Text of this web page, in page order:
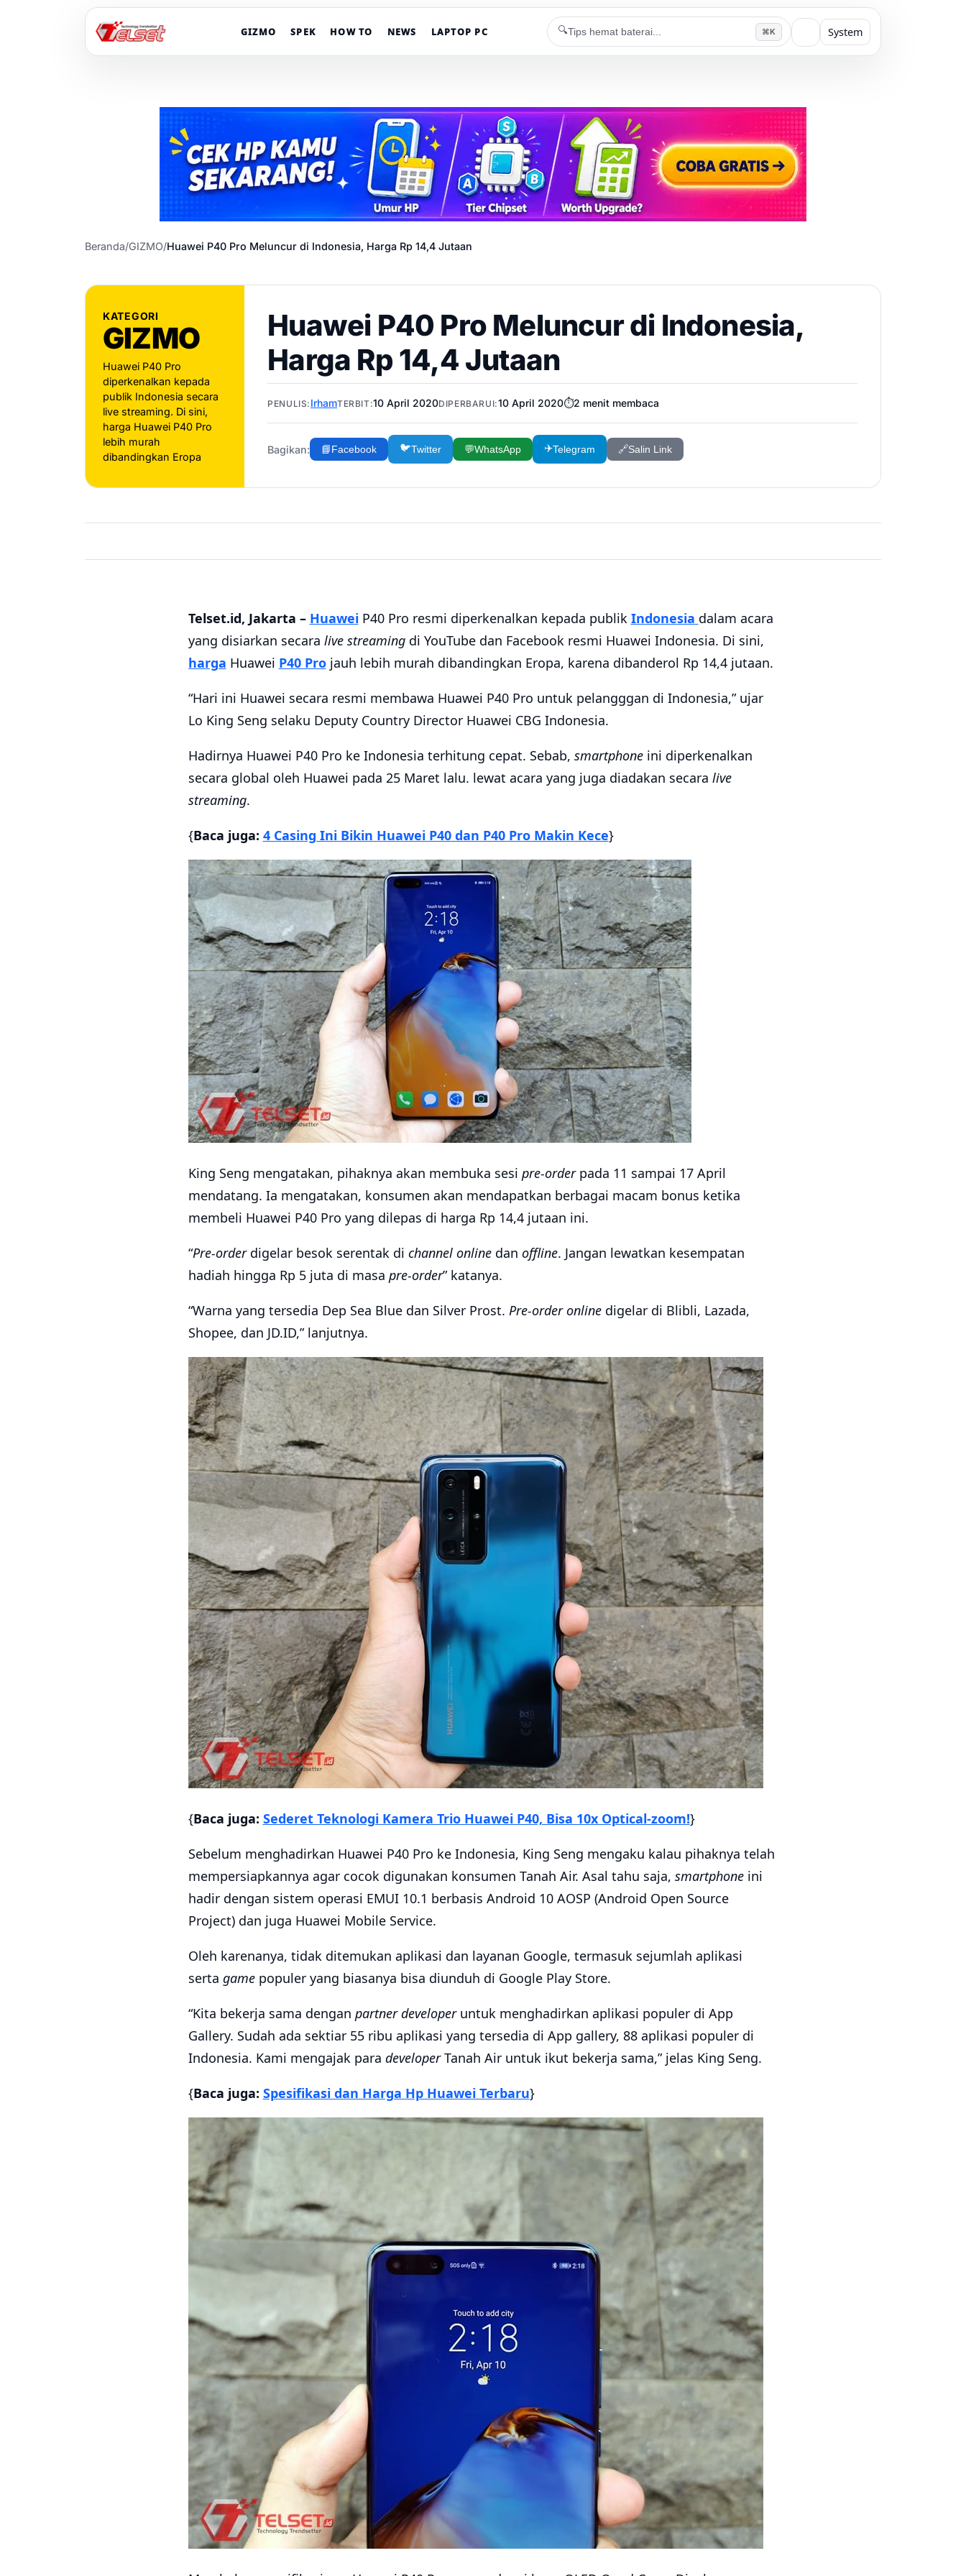
GIZMO SPEK HOW TO NEWS LAPTOP PC 🔍 ⌘K System
Beranda/GIZMO/Huawei P40 Pro Meluncur di Indonesia, Harga Rp 14,4 Jutaan
KATEGORI
GIZMO
Huawei P40 Pro
diperkenalkan kepada
publik Indonesia secara
live streaming. Di sini,
harga Huawei P40 Pro
lebih murah
dibandingkan Eropa
Huawei P40 Pro Meluncur di Indonesia,
Harga Rp 14,4 Jutaan
PENULIS: IrhamTERBIT:10 April 2020DIPERBARUI:10 April 2020⏱️2 menit membaca
Bagikan: 📘Facebook 🐦Twitter 💬WhatsApp ✈️Telegram 🔗Salin Link
Telset.id, Jakarta – Huawei P40 Pro resmi diperkenalkan kepada publik Indonesia dalam acara
yang disiarkan secara live streamingdi YouTube dan Facebook resmi Huawei Indonesia. Di sini,
harga Huawei P40 Projauh lebih murah dibandingkan Eropa, karena dibanderol Rp 14,4 jutaan.
“Hari ini Huawei secara resmi membawa Huawei P40 Pro untuk pelangggan di Indonesia,” ujar
Lo King Seng selaku Deputy Country Director Huawei CBG Indonesia.
Hadirnya Huawei P40 Pro ke Indonesia terhitung cepat. Sebab, smartphoneini diperkenalkan
secara global oleh Huawei pada 25 Maret lalu. lewat acara yang juga diadakan secara live
streaming.
{Baca juga: 4 Casing Ini Bikin Huawei P40 dan P40 Pro Makin Kece}
King Seng mengatakan, pihaknya akan membuka sesi pre-orderpada 11 sampai 17 April
mendatang. Ia mengatakan, konsumen akan mendapatkan berbagai macam bonus ketika
membeli Huawei P40 Pro yang dilepas di harga Rp 14,4 jutaan ini.
“Pre-orderdigelar besok serentak di channel onlinedan offline. Jangan lewatkan kesempatan
hadiah hingga Rp 5 juta di masa pre-order” katanya.
“Warna yang tersedia Dep Sea Blue dan Silver Prost. Pre-order onlinedigelar di Blibli, Lazada,
Shopee, dan JD.ID,” lanjutnya.
{Baca juga: Sederet Teknologi Kamera Trio Huawei P40, Bisa 10x Optical-zoom!}
Sebelum menghadirkan Huawei P40 Pro ke Indonesia, King Seng mengaku kalau pihaknya telah
mempersiapkannya agar cocok digunakan konsumen Tanah Air. Asal tahu saja, smartphoneini
hadir dengan sistem operasi EMUI 10.1 berbasis Android 10 AOSP (Android Open Source
Project) dan juga Huawei Mobile Service.
Oleh karenanya, tidak ditemukan aplikasi dan layanan Google, termasuk sejumlah aplikasi
serta gamepopuler yang biasanya bisa diunduh di Google Play Store.
“Kita bekerja sama dengan partner developeruntuk menghadirkan aplikasi populer di App
Gallery. Sudah ada sektiar 55 ribu aplikasi yang tersedia di App gallery, 88 aplikasi populer di
Indonesia. Kami mengajak para developerTanah Air untuk ikut bekerja sama,” jelas King Seng.
{Baca juga: Spesifikasi dan Harga Hp Huawei Terbaru}